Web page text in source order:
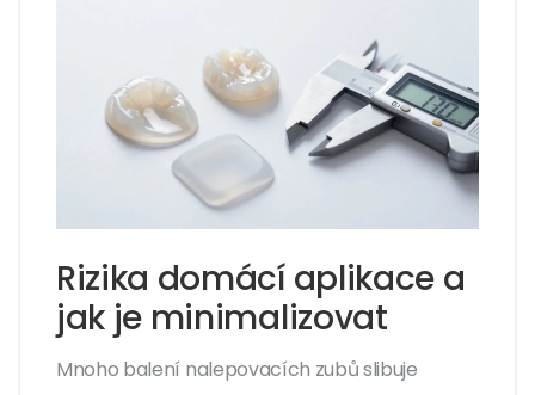
Rizika domácí aplikace a
jak je minimalizovat
Mnoho balení nalepovacích zubů slibuje